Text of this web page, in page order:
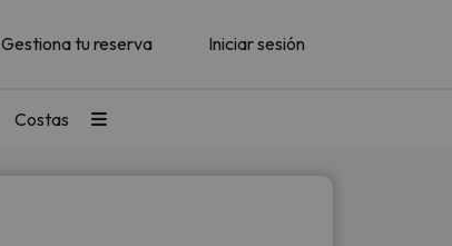
Gestiona tu reserva Iniciar sesión
Costas